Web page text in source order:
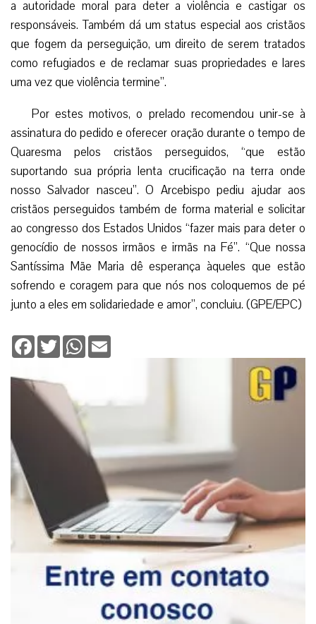
a autoridade moral para deter a violência e castigar os
responsáveis. Também dá um status especial aos cristãos
que fogem da perseguição, um direito de serem tratados
como refugiados e de reclamar suas propriedades e lares
uma vez que violência termine”.
Por estes motivos, o prelado recomendou unir-se à
assinatura do pedido e oferecer oração durante o tempo de
Quaresma pelos cristãos perseguidos, “que estão
suportando sua própria lenta crucificação na terra onde
nosso Salvador nasceu”. O Arcebispo pediu ajudar aos
cristãos perseguidos também de forma material e solicitar
ao congresso dos Estados Unidos “fazer mais para deter o
genocídio de nossos irmãos e irmãs na Fé”. “Que nossa
Santíssima Mãe Maria dê esperança àqueles que estão
sofrendo e coragem para que nós nos coloquemos de pé
junto a eles em solidariedade e amor”, concluiu. (GPE/EPC)
Facebook
TwitterWhatsApp